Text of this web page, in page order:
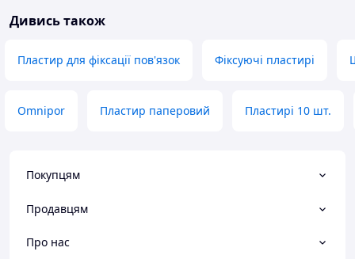
Дивись також
Пластир для фіксації пов'язок Фіксуючі пластирі
Omnipor Пластир паперовий Пластирі 10 шт.
Покупцям
Продавцям
Про нас